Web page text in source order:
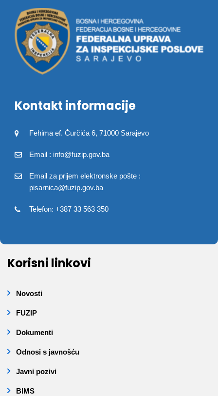
Kontakt informacije
Fehima ef. Čurčića 6, 71000 Sarajevo
Email : info@fuzip.gov.ba
Email za prijem elektronske pošte :
pisarnica@fuzip.gov.ba
Telefon: +387 33 563 350
Korisni linkovi
Novosti
FUZIP
Dokumenti
Odnosi s javnošću
Javni pozivi
BIMS